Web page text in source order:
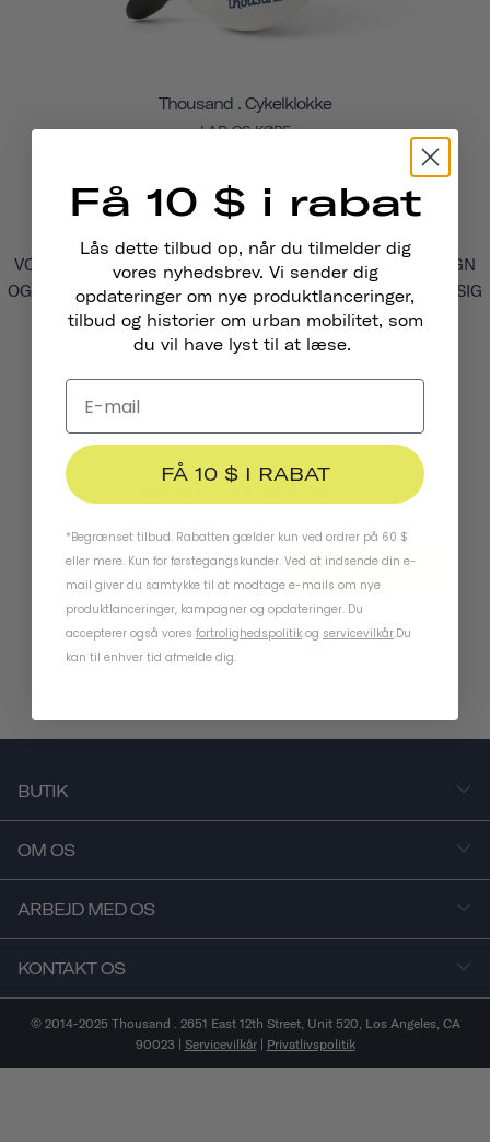
Thousand . Cykelklokke
LAD OS KØRE
VORES CYKELKLOKKER HAR ET RETROINSPIRERET DESIGN
OG EN HØJ OG KLAR LYD, DER VIL FÅ FOLK TIL AT VENDE SIG
OM PÅ GADEN.
Hold Kontakten
ABONNER
BUTIK
OM OS
ARBEJD MED OS
KONTAKT OS
© 2014-2025 Thousand . 2651 East 12th Street, Unit 520, Los Angeles, CA
90023 | Servicevilkår| Privatlivspolitik
Få 10 $ i rabat
Lås dette tilbud op, når du tilmelder dig
vores nyhedsbrev. Vi sender dig
opdateringer om nye produktlanceringer,
tilbud og historier om urban mobilitet, som
du vil have lyst til at læse.
FÅ 10 $ I RABAT
*Begrænset tilbud. Rabatten gælder kun ved ordrer på 60 $
eller mere. Kun for førstegangskunder. Ved at indsende din e-
mail giver du samtykke til at modtage e-mails om nye
produktlanceringer, kampagner og opdateringer. Du
accepterer også vores fortrolighedspolitik og servicevilkår.Du
kan til enhver tid afmelde dig.